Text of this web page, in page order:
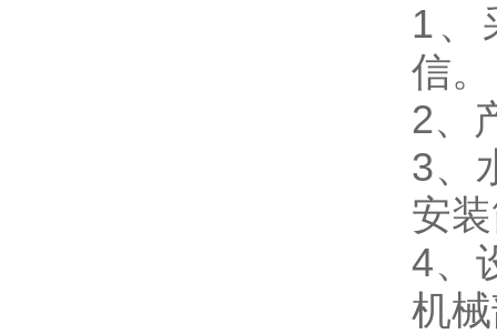
1、
信
2、
3、
安
4、
机